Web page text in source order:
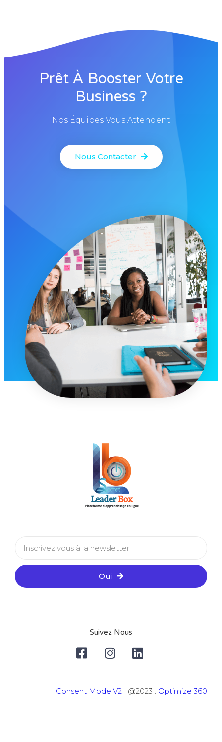
Prêt À Booster Votre
Business ?
Nos Équipes Vous Attendent
Nous Contacter
Oui
Suivez Nous
Consent Mode V2 @2023 : Optimize 360